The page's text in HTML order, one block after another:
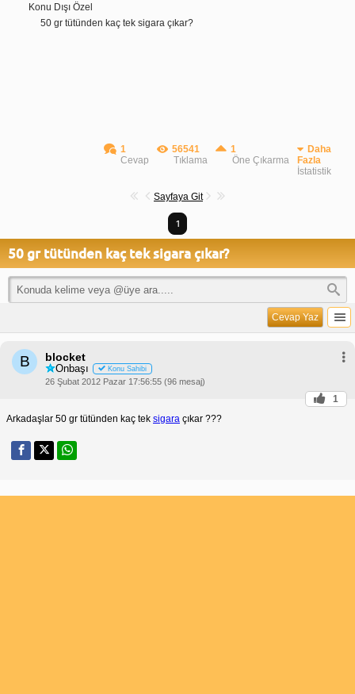
Konu Dışı Özel
50 gr tütünden kaç tek sigara çıkar?
1
Cevap
56541
Tıklama
1
Öne Çıkarma
Daha
Fazla
İstatistik
Sayfaya Git
1
50 gr tütünden kaç tek sigara çıkar?
Cevap Yaz
B blocket
Onbaşı Konu Sahibi
26 Şubat 2012 Pazar 17:56:55 (96 mesaj)
1
Arkadaşlar 50 gr tütünden kaç tek sigara çıkar ???